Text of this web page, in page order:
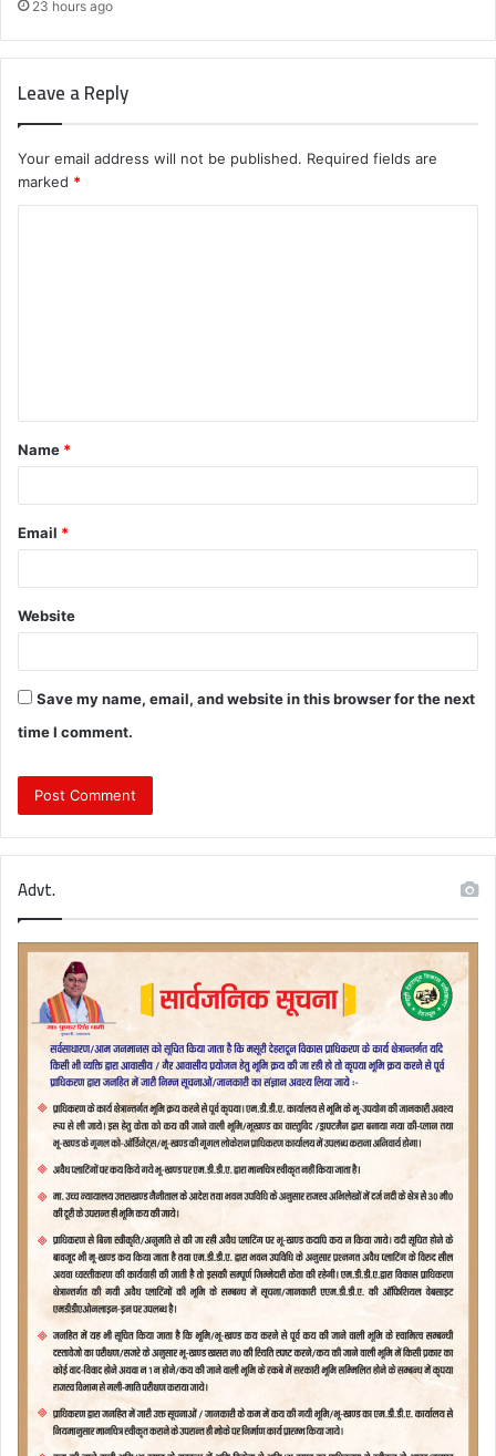
23 hours ago
Leave a Reply
Your email address will not be published. Required fields are
marked *
t
*
Name *
Email *
Website
Save my name, email, and website in this browser for the next
time I comment.
Advt.